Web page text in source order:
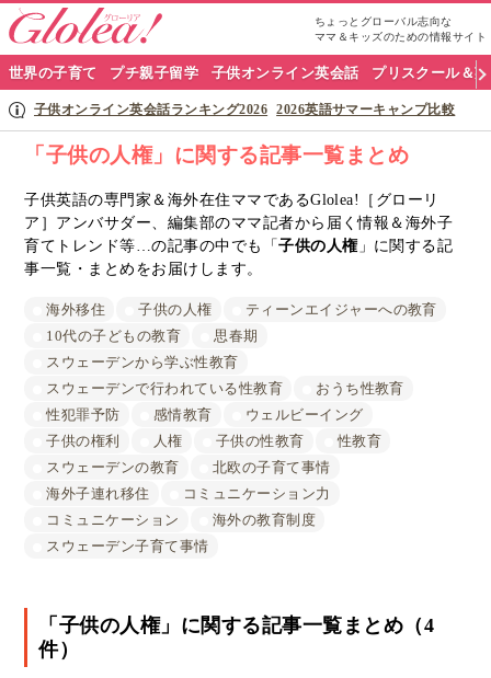
ちょっとグローバル志向な
ママ＆キッズのための情報サイト
グ
ロ
リ
ア
ナ
世界の子育て プチ親子留学 子供オンライン英会話 プリスクール＆
子供オンライン英会話ランキング2026 2026英語サマーキャンプ比較
「子供の人権」に関する記事一覧まとめ
子供英語の専門家＆海外在住ママであるGlolea!［グローリ
ア］アンバサダー、編集部のママ記者から届く情報＆海外子
育てトレンド等…の記事の中でも「子供の人権」に関する記
事一覧・まとめをお届けします。
海外移住 子供の人権
ティーンエイジャーへの教育
10代の子どもの教育
思春期
スウェーデンから学ぶ性教育
スウェーデンで行われている性教育
おうち性教育
性犯罪予防
感情教育
ウェルビーイング
子供の権利
人権 子供の性教育
性教育
スウェーデンの教育
北欧の子育て事情
海外子連れ移住
コミュニケーション力
コミュニケーション
海外の教育制度
スウェーデン子育て事情
「子供の人権」に関する記事一覧まとめ（4
件）